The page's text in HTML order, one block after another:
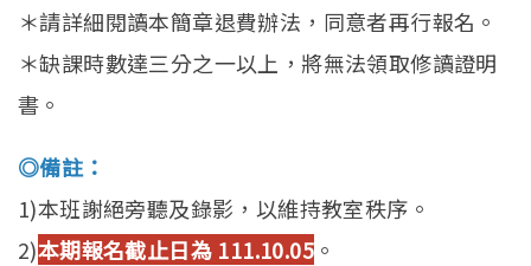
＊請詳細閱讀本簡章退費辦法，同意者再行報名。
＊缺課時數達三分之一以上，將無法領取修讀證明
書。
◎備註：
1)本班謝絕旁聽及錄影，以維持教室秩序。
2)本期報名截止日為 111.10.05 。